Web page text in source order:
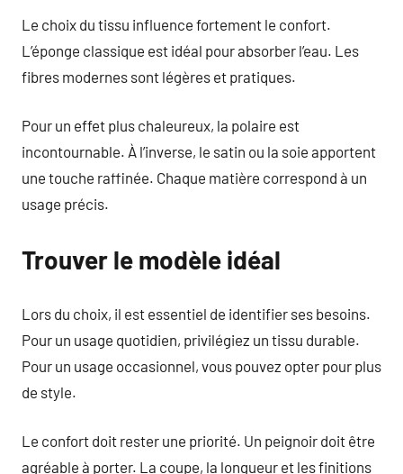
Le choix du tissu influence fortement le confort.
L’éponge classique est idéal pour absorber l’eau. Les
fibres modernes sont légères et pratiques.
Pour un effet plus chaleureux, la polaire est
incontournable. À l’inverse, le satin ou la soie apportent
une touche raffinée. Chaque matière correspond à un
usage précis.
Trouver le modèle idéal
Lors du choix, il est essentiel de identifier ses besoins.
Pour un usage quotidien, privilégiez un tissu durable.
Pour un usage occasionnel, vous pouvez opter pour plus
de style.
Le confort doit rester une priorité. Un peignoir doit être
agréable à porter. La coupe, la longueur et les finitions